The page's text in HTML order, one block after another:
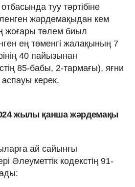
туу тәртібіне
жәрдемақыдан кем
жоғары төлем биыл
ең төменгі жалақының 7
40 пайызынан
85-бабы, 2-тармағы), яғни
керек.
жылы қанша жәрдемақы
ай сайынғы
Әлеуметтік кодекстің 91-